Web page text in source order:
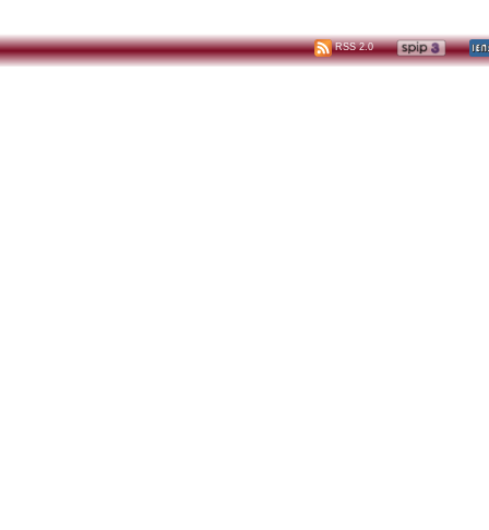
RSS 2.0